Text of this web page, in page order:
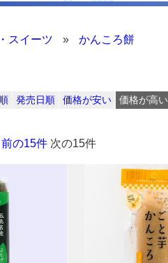
スイーツ » かんころ餅
発売日順 価格が安い 価格が高い
前の15件 次の15件